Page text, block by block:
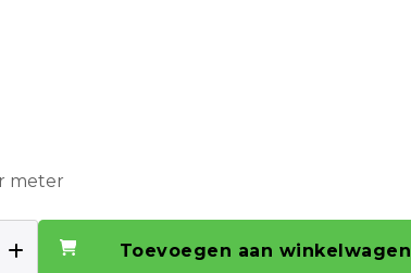
meter
Toevoegen aan winkelwagen